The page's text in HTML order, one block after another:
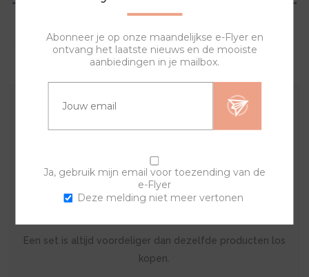
VRAGEN?
Met deze banden en sierringen creëer je een uniek en
trendy horloge.
is kan het zijn dat de set afwijkt van het plaatje en de
beschrijving.
Er is keus uit verschillende uurwerken. Bekijk ze
Een set is altijd voordeliger dan dezelfde producten los
kopen.
Abonneer je op onze maandelijkse e-Flyer en
ontvang het laatste nieuws en de mooiste
aanbiedingen in je mailbox.
Ja, gebruik mijn email voor toezending van de
e-Flyer
Deze melding niet meer vertonen